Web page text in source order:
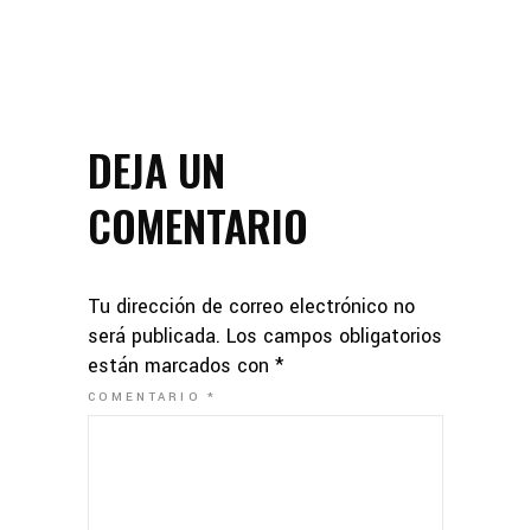
DEJA UN
COMENTARIO
Tu dirección de correo electrónico no
será publicada. Los campos obligatorios
están marcados con *
COMENTARIO*